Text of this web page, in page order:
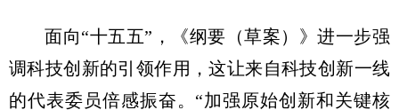
面向“十五五”，《纲要（草案）》进一步强
调科技创新的引领作用，这让来自科技创新一线
的代表委员倍感振奋。“加强原始创新和关键核